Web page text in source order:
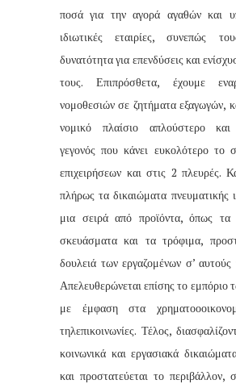
ποσά για την αγορά αγαθών και
ιδιωτικές εταιρίες, συνεπώς
δυνατότητα για επενδύσεις και
τους. Επιπρόσθετα, έχουμε
νομοθεσιών σε ζητήματα εξαγωγών,
νομικό πλαίσιο απλούστερο και
γεγονός που κάνει ευκολότερο το
επιχειρήσεων και στις 2 πλευρές.
πλήρως τα δικαιώματα πνευματικής
μια σειρά από προϊόντα, όπως τα
σκευάσματα και τα τρόφιμα,
δουλειά των εργαζομένων σ’
Απελευθερώνεται επίσης το εμπόριο
με έμφαση στα
τηλεπικοινωνίες. Τέλος,
κοινωνικά και εργασιακά
και προστατεύεται το περιβάλλον,